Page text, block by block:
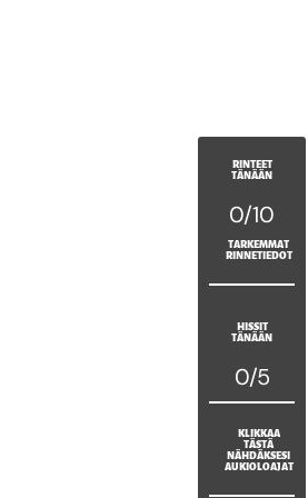
RINTEET
TÄNÄÄN
0/10
TARKEMMAT
RINNETIEDOT
HISSIT
TÄNÄÄN
0/5
KLIKKAA
TÄSTÄ
NÄHDÄKSESI
AUKIOLOAJAT